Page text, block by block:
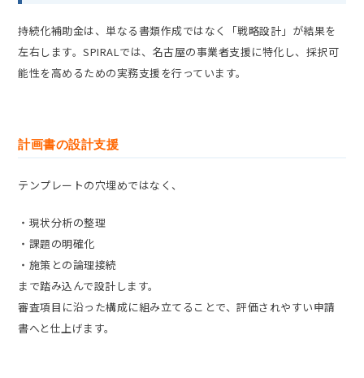
持続化補助金は、単なる書類作成ではなく「戦略設計」が結果を
左右します。SPIRALでは、名古屋の事業者支援に特化し、採択可
能性を高めるための実務支援を行っています。
計画書の設計支援
テンプレートの穴埋めではなく、
・現状分析の整理
・課題の明確化
・施策との論理接続
まで踏み込んで設計します。
審査項目に沿った構成に組み立てることで、評価されやすい申請
書へと仕上げます。